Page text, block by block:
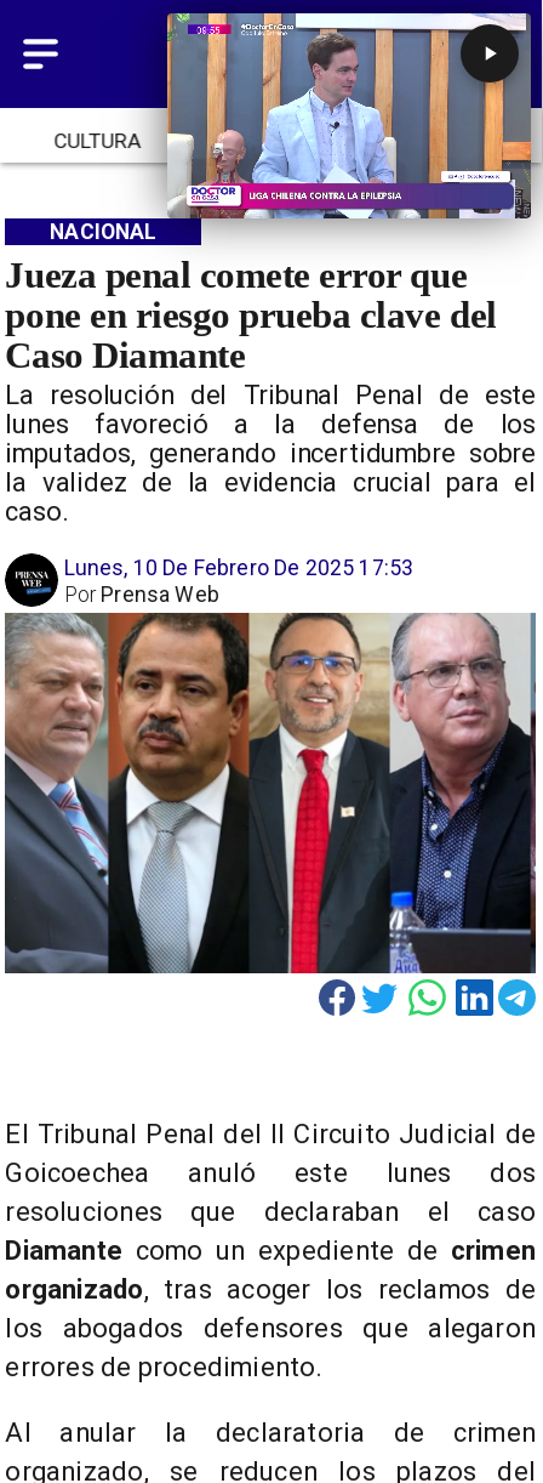
CULTURA TENDENCIAS INICIO
Jueza penal comete error que
pone en riesgo prueba clave del
Caso Diamante
La resolución del Tribunal Penal de este
lunes favoreció a la defensa de los
imputados, generando incertidumbre sobre
la validez de la evidencia crucial para el
caso.
NACIONAL
Lunes, 10 De Febrero De 2025 17:53
Prensa Web
Por
El Tribunal Penal del II Circuito Judicial de
Goicoechea anuló este lunes dos
resoluciones que declaraban el caso
Diamante como un expediente de crimen
organizado, tras acoger los reclamos de
los abogados defensores que alegaron
errores de procedimiento.
Al anular la declaratoria de crimen
organizado, se reducen los plazos del